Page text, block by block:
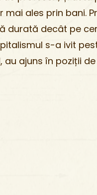
mai ales prin bani.
durată decât pe
s-a ivit
ajuns în poziții